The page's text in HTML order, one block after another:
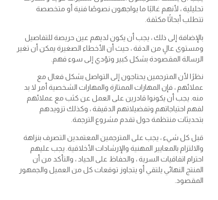
تحليلية ، لأنهم غالبًا ما يواجهون نصوصًا فنية أو متخصصة
تتطلب أبحاثًا مكثفة.
بالإضافة إلى ذلك ، يجب أن يكون لديهم عين حريصة للتفاصيل
ومستوى عالٍ من الدقة ، حيث أن الأخطاء الصغيرة يمكن أن تغير
الرسالة المقصودة بشكل كبير وتؤدي إلى سوء فهم.
نظرًا لأن المترجمين يحتاجون إلى التواصل بشكل فعال مع
عملائهم ، فإن المهارات الممتازة والمهارات الشخصية أمر لا بد
منه. يجب أن يكونوا قادرين على العمل عن كثب مع عملائهم
لفهم احتياجاتهم وتفضيلاتهم الدقيقة ، وكذلك تزويدهم
بتحديثات منتظمة حول تقدم مشروع الترجمة.
قبل كل شيء ، يجب على المترجمين المعتمدين التصرف بنزاهة
والالتزام بالمعايير المهنية والإرشادات الأخلاقية. يجب عليهم
احترام اتفاقيات السرية ، والحفاظ على الحياد ، والتأكد من أن
المنتج النهائي يلتقي أو يتجاوز توقعات كل من العميل والجمهور
المقصود.